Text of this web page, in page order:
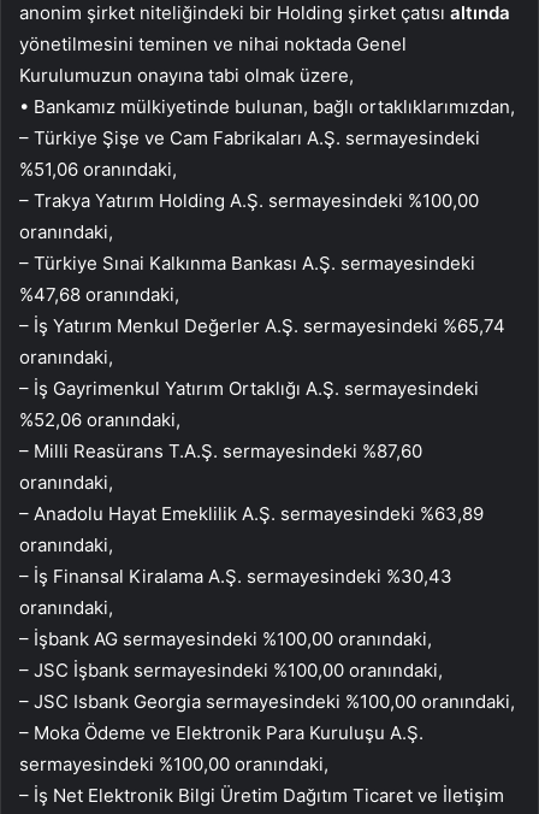
anonim şirket niteliğindeki bir Holding şirket çatısı altında
yönetilmesini teminen ve nihai noktada Genel
Kurulumuzun onayına tabi olmak üzere,
• Bankamız mülkiyetinde bulunan, bağlı ortaklıklarımızdan,
– Türkiye Şişe ve Cam Fabrikaları A.Ş. sermayesindeki
%51,06 oranındaki,
– Trakya Yatırım Holding A.Ş. sermayesindeki %100,00
oranındaki,
– Türkiye Sınai Kalkınma Bankası A.Ş. sermayesindeki
%47,68 oranındaki,
– İş Yatırım Menkul Değerler A.Ş. sermayesindeki %65,74
oranındaki,
– İş Gayrimenkul Yatırım Ortaklığı A.Ş. sermayesindeki
%52,06 oranındaki,
– Milli Reasürans T.A.Ş. sermayesindeki %87,60
oranındaki,
– Anadolu Hayat Emeklilik A.Ş. sermayesindeki %63,89
oranındaki,
– İş Finansal Kiralama A.Ş. sermayesindeki %30,43
oranındaki,
– İşbank AG sermayesindeki %100,00 oranındaki,
– JSC İşbank sermayesindeki %100,00 oranındaki,
– JSC Isbank Georgia sermayesindeki %100,00 oranındaki,
– Moka Ödeme ve Elektronik Para Kuruluşu A.Ş.
sermayesindeki %100,00 oranındaki,
– İş Net Elektronik Bilgi Üretim Dağıtım Ticaret ve İletişim